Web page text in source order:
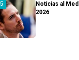
Noticias al
2026